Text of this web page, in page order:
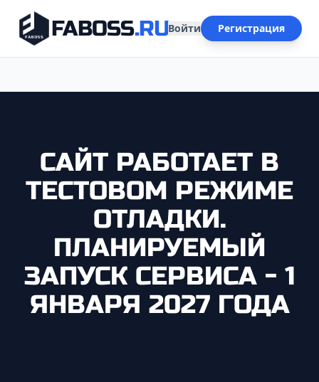
FABOSS.RUВойти Регистрация
САЙТ РАБОТАЕТ В
ТЕСТОВОМ РЕЖИМЕ
ОТЛАДКИ.
ПЛАНИРУЕМЫЙ
ЗАПУСК СЕРВИСА - 1
ЯНВАРЯ 2027 ГОДА